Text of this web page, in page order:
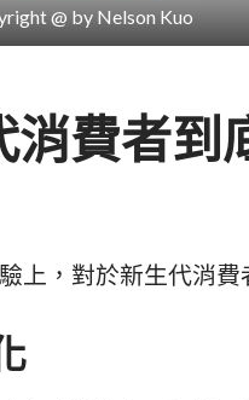
@ by Nelson Kuo
費者到
上，對於新生代消費